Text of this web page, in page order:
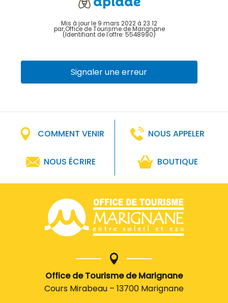
Mis à jour le 9 mars 2022 à 23:12
par Office de Tourisme de Marignane
(Identifiant de l'offre: 5548990)
Signaler une erreur
COMMENT VENIR NOUS APPELER
NOUS ÉCRIRE BOUTIQUE
Office de Tourisme de Marignane
Cours Mirabeau – 13700 Marignane